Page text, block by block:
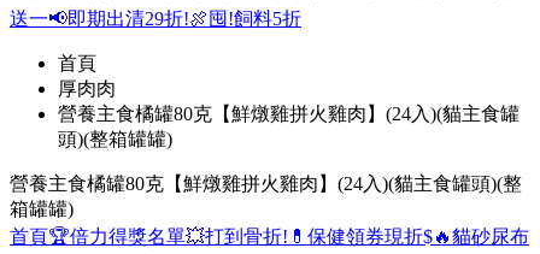
送一📢即期出清29折!🍖囤!飼料5折
首頁
厚肉肉
營養主食橘罐80克【鮮燉雞拼火雞肉】(24入)(貓主食罐
頭)(整箱罐罐)
營養主食橘罐80克【鮮燉雞拼火雞肉】(24入)(貓主食罐頭)(整
箱罐罐)
首頁🏆倍力得獎名單💥打到骨折! 💊保健領券現折$🔥貓砂尿布